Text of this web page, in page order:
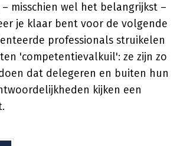
misschien wel het belangrijkst –
je klaar bent voor de volgende
professionals struikelen
'competentievalkuil': ze zijn zo
dat delegeren en buiten hun
kijken een